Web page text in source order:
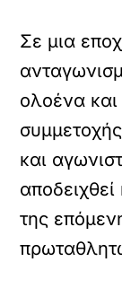
Σε μια
ολοένα
και
της